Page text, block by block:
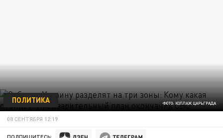
ФОТО: КОЛЛАЖ ЦАРЬГРАДА
ПОЛИТИКА
08 СЕНТЯБРЯ 12:19